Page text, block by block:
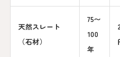
天然スレート
（石材）
75〜
100
年